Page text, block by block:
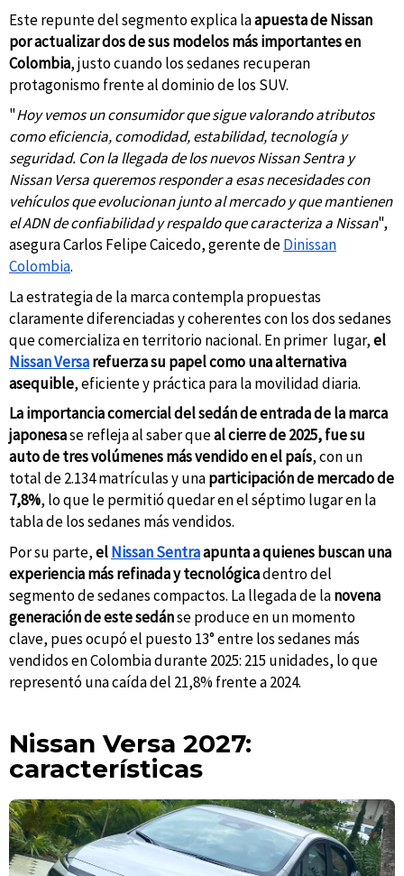
Este repunte del segmento explica laapuesta de Nissan
por actualizar dos de sus modelos más importantes en
Colombia, justo cuando los sedanes recuperan
protagonismo frente al dominio de los SUV.
"Hoy vemos un consumidor que sigue valorando atributos
como eficiencia, comodidad, estabilidad, tecnología y
seguridad. Con la llegada de los nuevos Nissan Sentra y
Nissan Versa queremos responder a esas necesidades con
vehículos que evolucionan junto al mercado y que mantienen
el ADN de confiabilidad y respaldo que caracteriza a Nissan",
asegura Carlos Felipe Caicedo, gerente deDinissan
Colombia.
La estrategia de la marca contempla propuestas
claramente diferenciadas y coherentes con los dos sedanes
que comercializa en territorio nacional. En primer lugar,el
Nissan Versarefuerza su papel como una alternativa
asequible, eficiente y práctica para la movilidad diaria.
La importancia comercial del sedán de entrada de la marca
japonesase refleja al saber queal cierre de 2025, fue su
auto de tres volúmenes más vendido en el país, con un
total de 2.134 matrículas y unaparticipación de mercado de
7,8%, lo que le permitió quedar en el séptimo lugar en la
tabla de los sedanes más vendidos.
Por su parte,elNissan Sentraapunta a quienes buscan una
experiencia más refinada y tecnológicadentro del
segmento de sedanes compactos. La llegada de lanovena
generación de este sedánse produce en un momento
clave, pues ocupó el puesto 13° entre los sedanes más
vendidos en Colombia durante 2025: 215 unidades, lo que
representó una caída del 21,8% frente a 2024.
Nissan Versa 2027:
características